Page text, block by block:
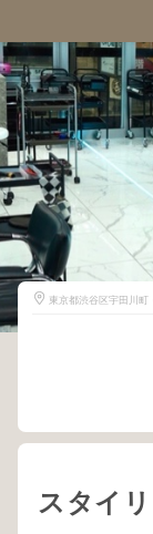
東京都渋谷区宇田川町
スタイ